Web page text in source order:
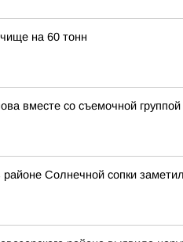
на 60 тонн
вместе со съемочной
Солнечной сопки